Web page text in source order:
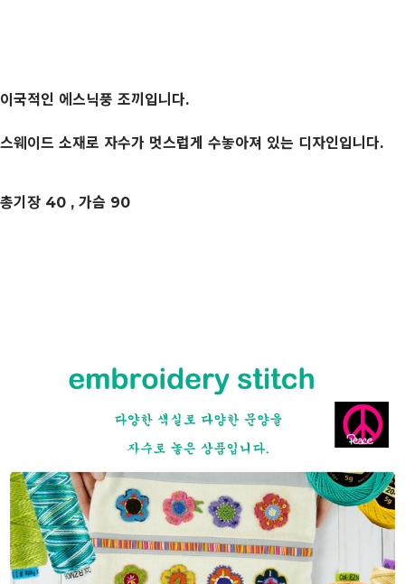
이국적인 에스닉풍 조끼입니다.
스웨이드 소재로 자수가 멋스럽게 수놓아져 있는 디자인입니다.
총기장 40 , 가슴 90